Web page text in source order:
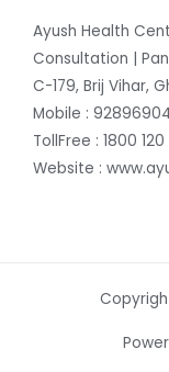
Ayush Health
Consultation |
C-179, Brij Vihar,
Mobile :
TollFree : 1800
Website :